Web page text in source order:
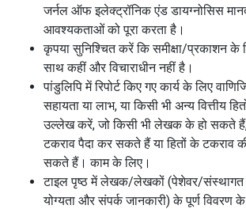
जर्नल ऑफ इलेक्ट्रॉनिक एंड डायग्नोसिस
आवश्यकताओं को पूरा करता है।
कृपया सुनिश्चित करें कि समीक्षा/प्रकाशन
साथ कहीं और विचाराधीन नहीं है।
पांडुलिपि में रिपोर्ट किए गए कार्य के लिए
सहायता या लाभ, या किसी भी अन्य वित्तीय
उल्लेख करें, जो किसी भी लेखक के हो सकते हैं,
टकराव पैदा कर सकते हैं या हितों के टकराव
सकते हैं। काम के लिए।
टाइल पृष्ठ में लेखक/लेखकों (पेशेवर/संस्थागत
योग्यता और संपर्क जानकारी) के पूर्ण